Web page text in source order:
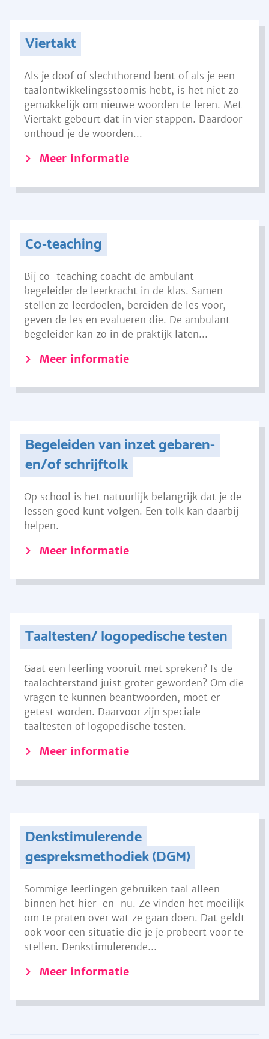
Viertakt
Als je doof of slechthorend bent of als je een
taalontwikkelingsstoornis hebt, is het niet zo
gemakkelijk om nieuwe woorden te leren. Met
Viertakt gebeurt dat in vier stappen. Daardoor
onthoud je de woorden...
Meer informatie
Co-teaching
Bij co-teaching coacht de ambulant
begeleider de leerkracht in de klas. Samen
stellen ze leerdoelen, bereiden de les voor,
geven de les en evalueren die. De ambulant
begeleider kan zo in de praktijk laten...
Meer informatie
Begeleiden van inzet gebaren-
en/of schrijftolk
Op school is het natuurlijk belangrijk dat je de
lessen goed kunt volgen. Een tolk kan daarbij
helpen.
Meer informatie
Taaltesten/ logopedische testen
Gaat een leerling vooruit met spreken? Is de
taalachterstand juist groter geworden? Om die
vragen te kunnen beantwoorden, moet er
getest worden. Daarvoor zijn speciale
taaltesten of logopedische testen.
Meer informatie
Denkstimulerende
gespreksmethodiek (DGM)
Sommige leerlingen gebruiken taal alleen
binnen het hier-en-nu. Ze vinden het moeilijk
om te praten over wat ze gaan doen. Dat geldt
ook voor een situatie die je je probeert voor te
stellen. Denkstimulerende...
Meer informatie